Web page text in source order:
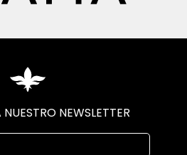
NEWSLETTER